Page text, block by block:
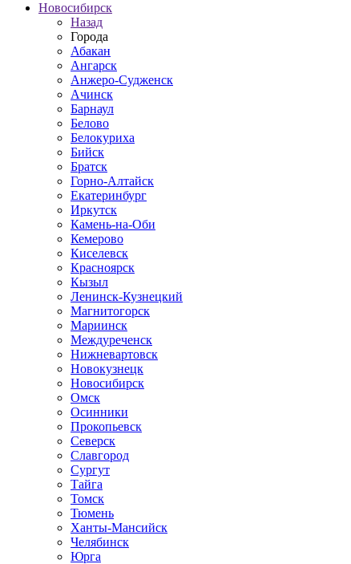
Новосибирск
Назад
Города
Абакан
Ангарск
Анжеро-Судженск
Ачинск
Барнаул
Белово
Белокуриха
Бийск
Братск
Горно-Алтайск
Екатеринбург
Иркутск
Камень-на-Оби
Кемерово
Киселевск
Красноярск
Кызыл
Ленинск-Кузнецкий
Магнитогорск
Мариинск
Междуреченск
Нижневартовск
Новокузнецк
Новосибирск
Омск
Осинники
Прокопьевск
Северск
Славгород
Сургут
Тайга
Томск
Тюмень
Ханты-Мансийск
Челябинск
Юрга